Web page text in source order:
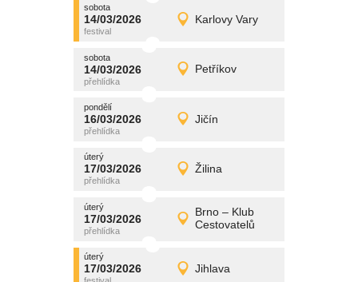
sobota
14/03/2026 Karlovy Vary
sobota
14/03/2026 Detail
promítání
sobota
14/03/2026 Petříkov
sobota
14/03/2026 Detail
promítání
pondělí
16/03/2026 Jičín
pondělí
16/03/2026 Detail
promítání
úterý
17/03/2026 Žilina
úterý
17/03/2026 Detail
promítání
úterý
17/03/2026
Brno – Klub
Cestovatelů
úterý
17/03/2026 Detail
promítání
úterý
17/03/2026 Jihlava
17/03/2026 Detail
promítání